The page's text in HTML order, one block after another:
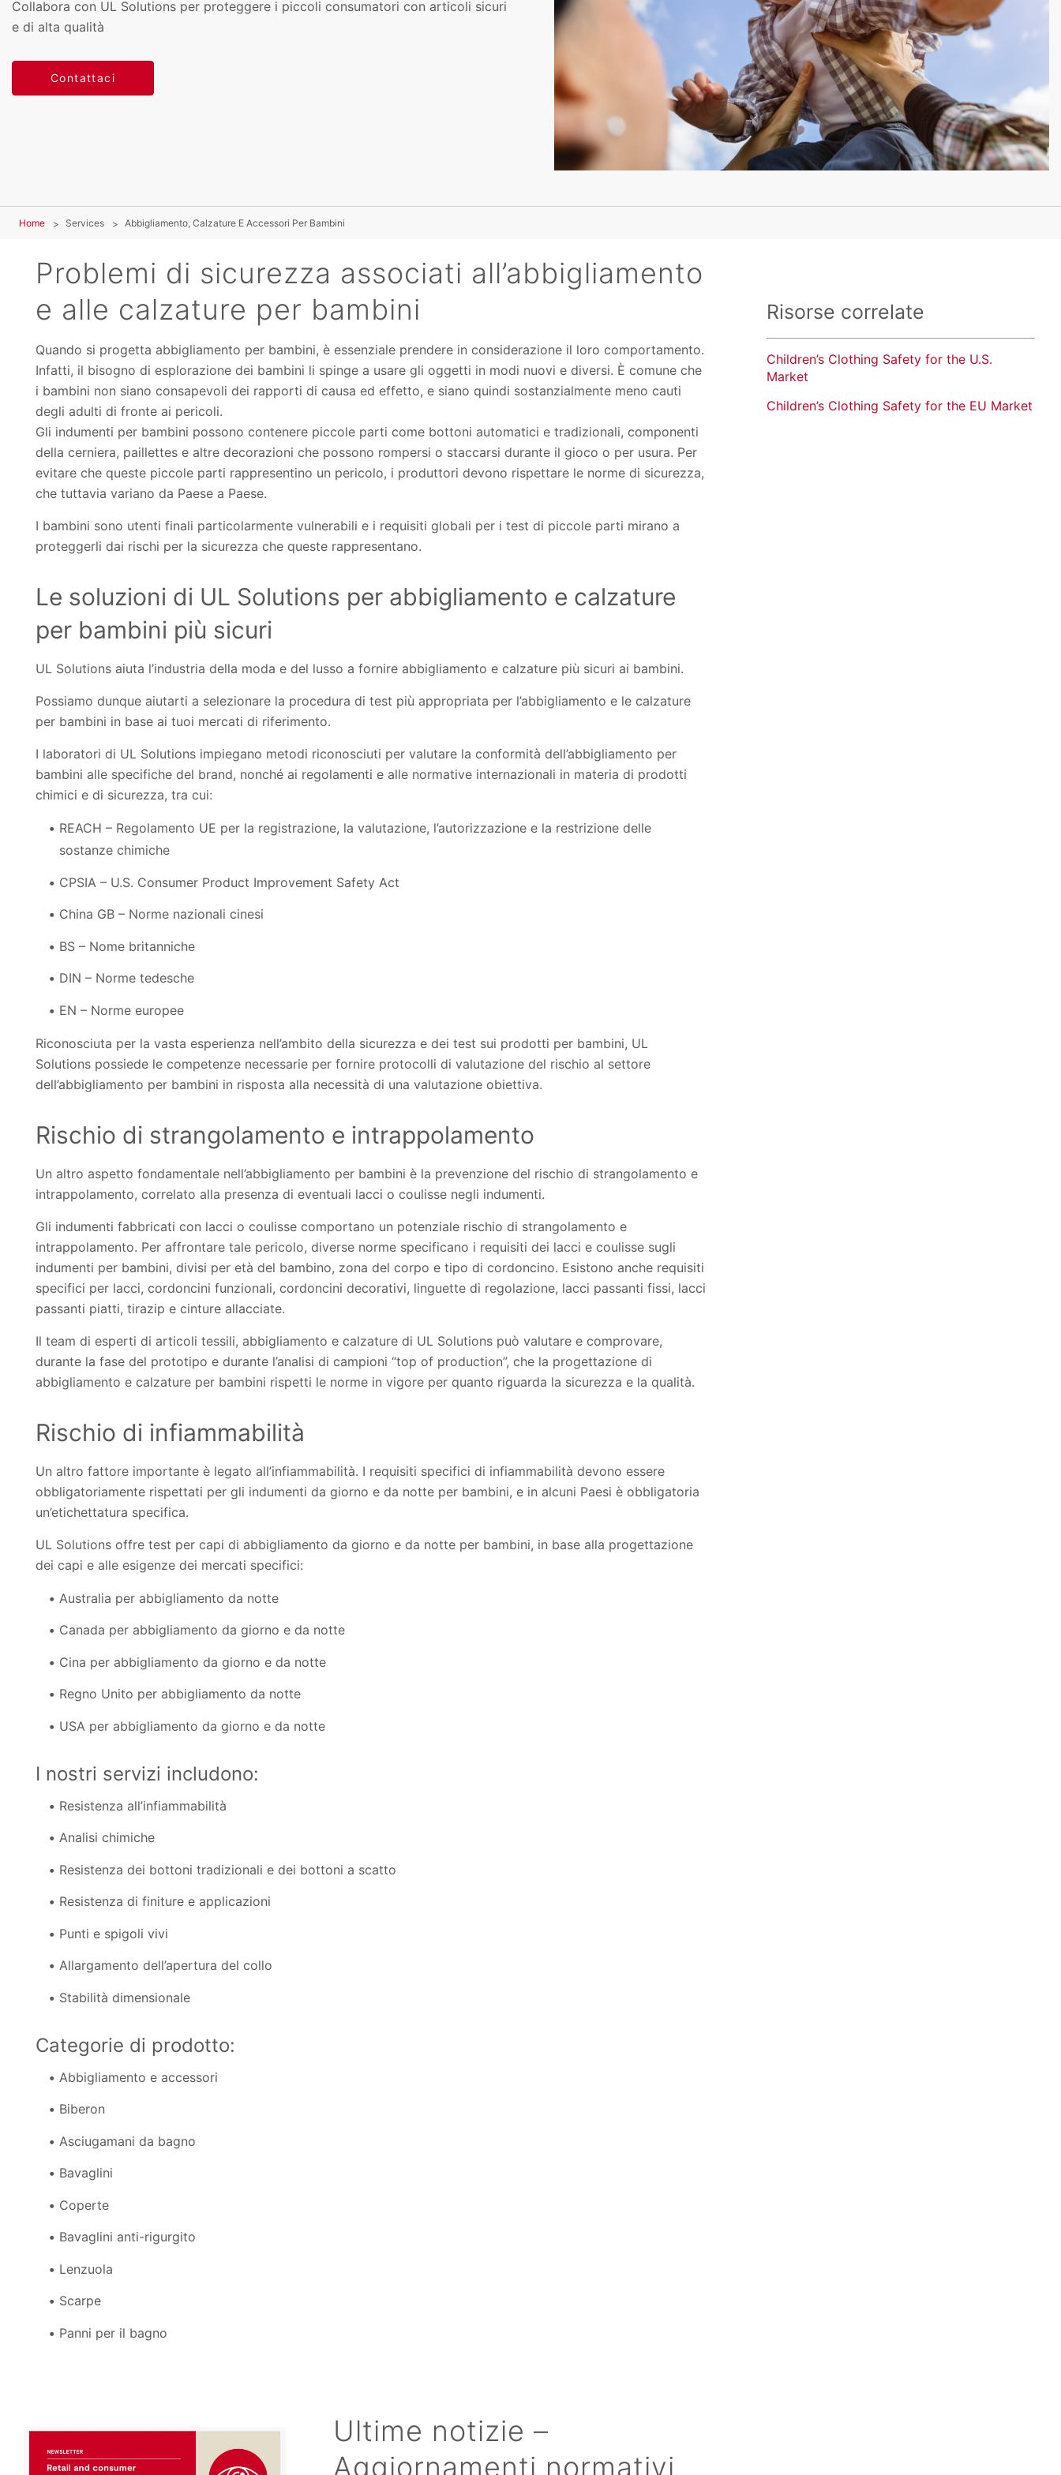
Collabora con UL Solutions per proteggere i piccoli consumatori con articoli sicuri
e di alta qualità
Contattaci
Home Services Abbigliamento, Calzature E Accessori Per Bambini
Problemi di sicurezza associati all’abbigliamento
e alle calzature per bambini
Quando si progetta abbigliamento per bambini, è essenziale prendere in considerazione il loro comportamento.
Infatti, il bisogno di esplorazione dei bambini li spinge a usare gli oggetti in modi nuovi e diversi. È comune che
i bambini non siano consapevoli dei rapporti di causa ed effetto, e siano quindi sostanzialmente meno cauti
degli adulti di fronte ai pericoli.
Gli indumenti per bambini possono contenere piccole parti come bottoni automatici e tradizionali, componenti
della cerniera, paillettes e altre decorazioni che possono rompersi o staccarsi durante il gioco o per usura. Per
evitare che queste piccole parti rappresentino un pericolo, i produttori devono rispettare le norme di sicurezza,
che tuttavia variano da Paese a Paese.
I bambini sono utenti finali particolarmente vulnerabili e i requisiti globali per i test di piccole parti mirano a
proteggerli dai rischi per la sicurezza che queste rappresentano.
Le soluzioni di UL Solutions per abbigliamento e calzature
per bambini più sicuri
UL Solutions aiuta l’industria della moda e del lusso a fornire abbigliamento e calzature più sicuri ai bambini.
Possiamo dunque aiutarti a selezionare la procedura di test più appropriata per l’abbigliamento e le calzature
per bambini in base ai tuoi mercati di riferimento.
I laboratori di UL Solutions impiegano metodi riconosciuti per valutare la conformità dell’abbigliamento per
bambini alle specifiche del brand, nonché ai regolamenti e alle normative internazionali in materia di prodotti
chimici e di sicurezza, tra cui:
REACH – Regolamento UE per la registrazione, la valutazione, l’autorizzazione e la restrizione delle
sostanze chimiche
CPSIA – U.S. Consumer Product Improvement Safety Act
China GB – Norme nazionali cinesi
BS – Nome britanniche
DIN – Norme tedesche
EN – Norme europee
Riconosciuta per la vasta esperienza nell’ambito della sicurezza e dei test sui prodotti per bambini, UL
Solutions possiede le competenze necessarie per fornire protocolli di valutazione del rischio al settore
dell’abbigliamento per bambini in risposta alla necessità di una valutazione obiettiva.
Rischio di strangolamento e intrappolamento
Un altro aspetto fondamentale nell’abbigliamento per bambini è la prevenzione del rischio di strangolamento e
intrappolamento, correlato alla presenza di eventuali lacci o coulisse negli indumenti.
Gli indumenti fabbricati con lacci o coulisse comportano un potenziale rischio di strangolamento e
intrappolamento. Per affrontare tale pericolo, diverse norme specificano i requisiti dei lacci e coulisse sugli
indumenti per bambini, divisi per età del bambino, zona del corpo e tipo di cordoncino. Esistono anche requisiti
specifici per lacci, cordoncini funzionali, cordoncini decorativi, linguette di regolazione, lacci passanti fissi, lacci
passanti piatti, tirazip e cinture allacciate.
Il team di esperti di articoli tessili, abbigliamento e calzature di UL Solutions può valutare e comprovare,
durante la fase del prototipo e durante l’analisi di campioni “top of production”, che la progettazione di
abbigliamento e calzature per bambini rispetti le norme in vigore per quanto riguarda la sicurezza e la qualità.
Rischio di infiammabilità
Un altro fattore importante è legato all’infiammabilità. I requisiti specifici di infiammabilità devono essere
obbligatoriamente rispettati per gli indumenti da giorno e da notte per bambini, e in alcuni Paesi è obbligatoria
un’etichettatura specifica.
UL Solutions offre test per capi di abbigliamento da giorno e da notte per bambini, in base alla progettazione
dei capi e alle esigenze dei mercati specifici:
Australia per abbigliamento da notte
Canada per abbigliamento da giorno e da notte
Cina per abbigliamento da giorno e da notte
Regno Unito per abbigliamento da notte
USA per abbigliamento da giorno e da notte
I nostri servizi includono:
Resistenza all’infiammabilità
Analisi chimiche
Resistenza dei bottoni tradizionali e dei bottoni a scatto
Resistenza di finiture e applicazioni
Punti e spigoli vivi
Allargamento dell’apertura del collo
Stabilità dimensionale
Categorie di prodotto:
Abbigliamento e accessori
Biberon
Asciugamani da bagno
Bavaglini
Coperte
Bavaglini anti-rigurgito
Lenzuola
Scarpe
Panni per il bagno
Ultime notizie –
Aggiornamenti normativi
Risorse correlate
Children’s Clothing Safety for the U.S.
Market
Children’s Clothing Safety for the EU Market